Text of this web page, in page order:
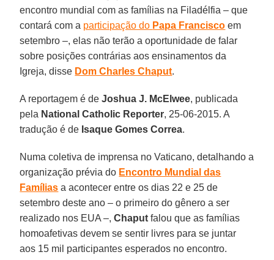
encontro mundial com as famílias na Filadélfia – que
contará com a participação do Papa Francisco em
setembro –, elas não terão a oportunidade de falar
sobre posições contrárias aos ensinamentos da
Igreja, disse Dom Charles Chaput.
A reportagem é deJoshua J. McElwee, publicada
pela National Catholic Reporter, 25-06-2015. A
tradução é de Isaque Gomes Correa.
Numa coletiva de imprensa no Vaticano, detalhando a
organização prévia do Encontro Mundial das
Famílias a acontecer entre os dias 22 e 25 de
setembro deste ano – o primeiro do gênero a ser
realizado nos EUA –,Chaput falou que as famílias
homoafetivas devem se sentir livres para se juntar
aos 15 mil participantes esperados no encontro.